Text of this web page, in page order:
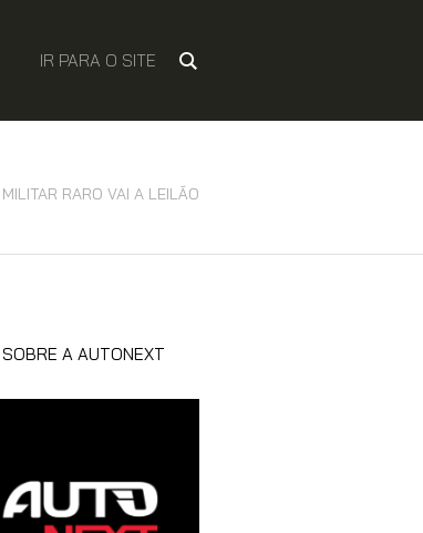
IR PARA O SITE
RARO VAI A LEILÃO
SOBRE A AUTONEXT